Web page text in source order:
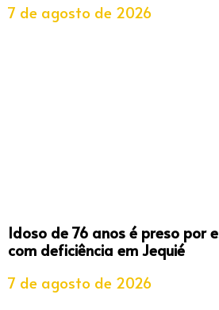
7 de agosto de 2026
Idoso de 76 anos é preso por
com deficiência em Jequié
7 de agosto de 2026